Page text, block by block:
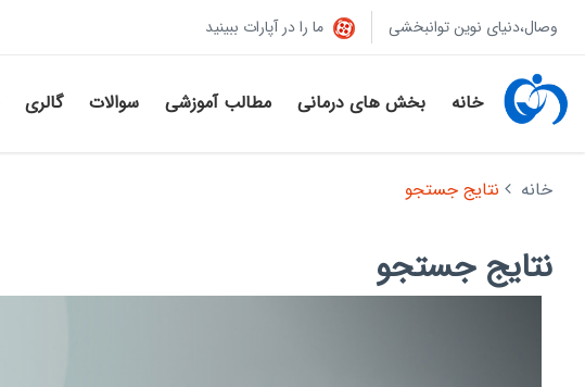
وصال،دنیای نوین توانبخشی ما را در آپارات ببینید
خانه بخش های درمانی مطالب آموزشی سوالات گالری
خانه نتایج جستجو
نتایج جستجو